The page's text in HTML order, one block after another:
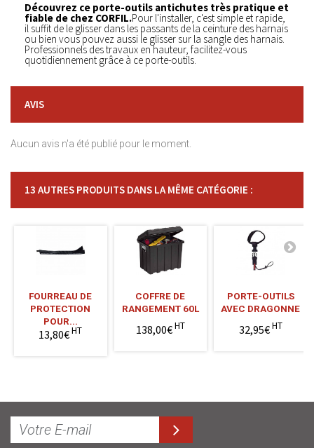
Découvrez ce porte-outils antichutes très pratique et
fiable de chez CORFIL.Pour l'installer, c'est simple et rapide,
il suffit de le glisser dans les passants de la ceinture des harnais
ou bien vous pouvez aussi le glisser sur la sangle des harnais.
Professionnels des travaux en hauteur, facilitez-vous
quotidiennement grâce à ce porte-outils.
AVIS
Aucun avis n'a été publié pour le moment.
13 AUTRES PRODUITS DANS LA MÊME CATÉGORIE :
FOURREAU DE
PROTECTION
POUR...
13,80€HT
COFFRE DE
RANGEMENT 60L
138,00€HT
PORTE-OUTILS
AVEC DRAGONNE
32,95€HT